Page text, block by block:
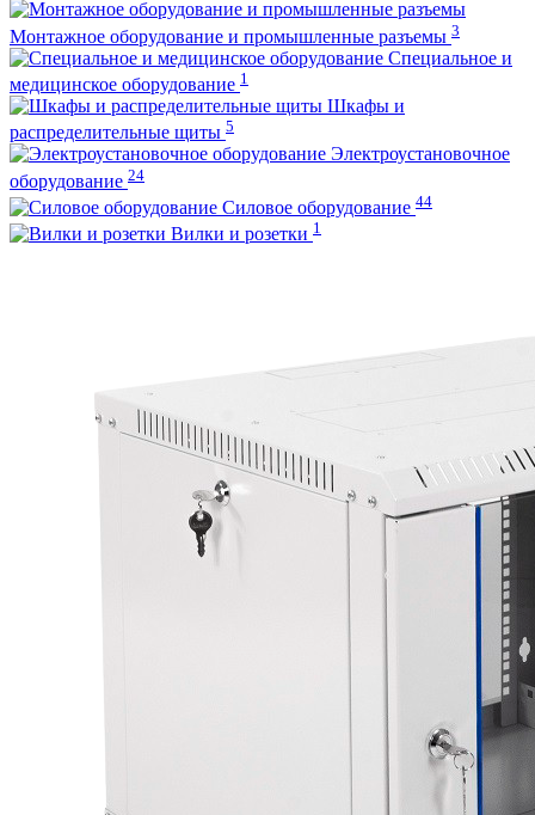
Монтажное оборудование и промышленные разъемы 3
Специальное и
медицинское оборудование 1
Шкафы и
распределительные щиты 5
Электроустановочное
оборудование 24
Силовое оборудование 44
Вилки и розетки 1